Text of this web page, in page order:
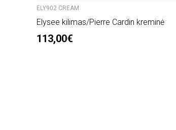
ELY902 CREAM
Elysee kilimas/Pierre Cardin kreminė
113,00€